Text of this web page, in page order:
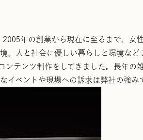
年の創業から現在に至るまで、女
、人と社会に優しい暮らしと環境など
テンツ制作をしてきました。長年の
イベントや現場への訴求は弊社の強み